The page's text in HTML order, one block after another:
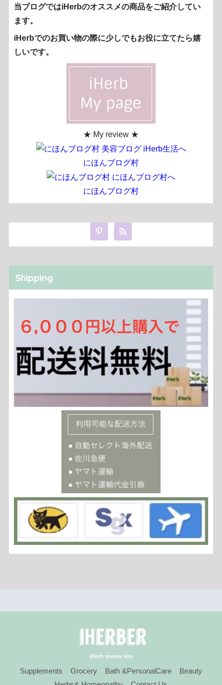
当ブログではiHerbのオススメの商品をご紹介してい
ます。
iHerbでのお買い物の際に少しでもお役に立てたら嬉
しいです。
★ My review ★
にほんブログ村
にほんブログ村
Shipping
iHerb review site
Supplements Grocery Bath &PersonalCare
Beauty